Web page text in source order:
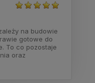
na budowie
gotowe do
To co pozostaje
oraz